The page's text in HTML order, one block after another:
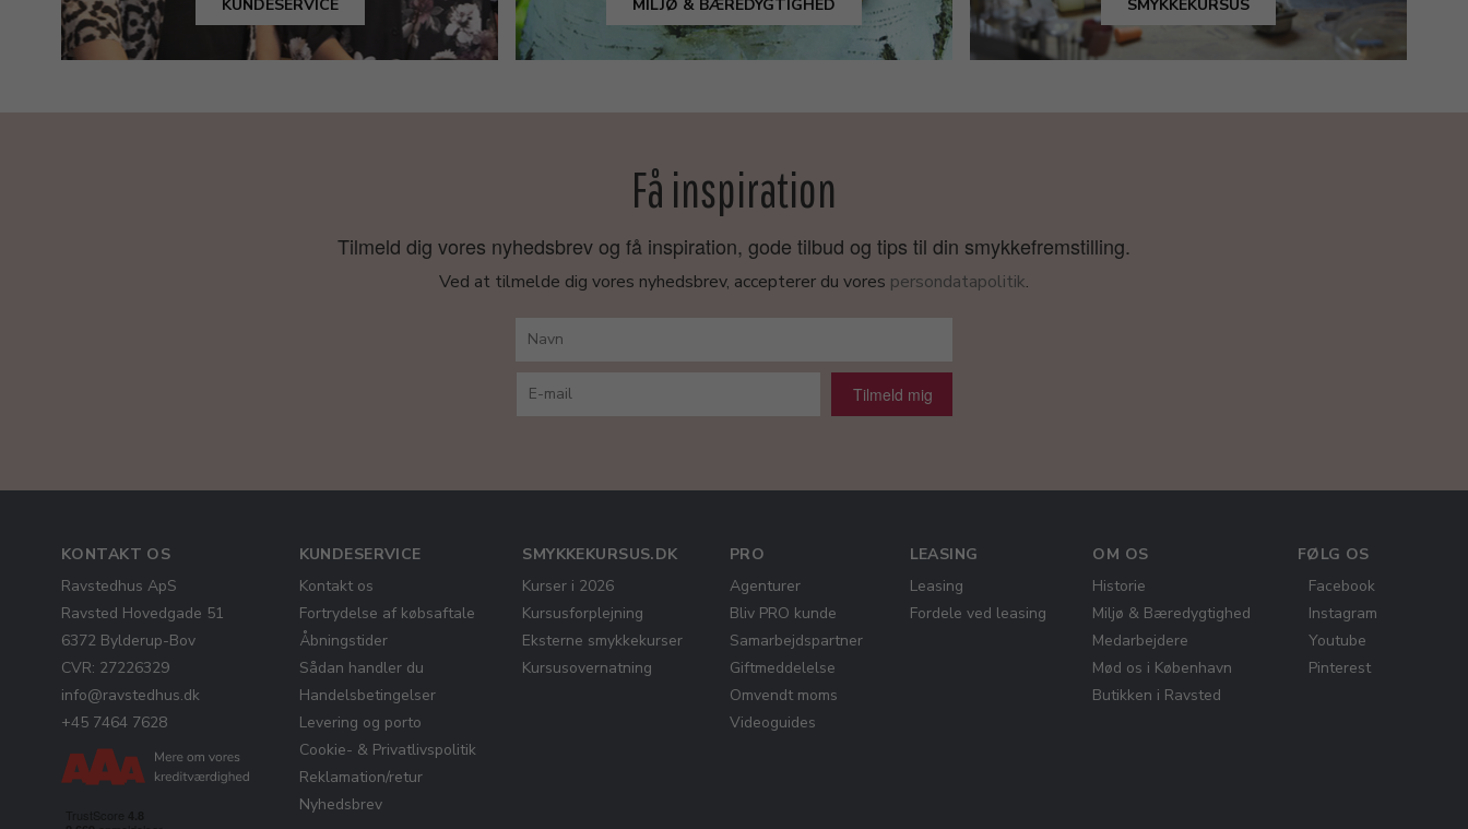
KUNDESERVICE MILJØ & BÆREDYGTIGHED SMYKKEKURSUS
Få inspiration
Tilmeld dig vores nyhedsbrev og få inspiration, gode tilbud og tips til din smykkefremstilling.
Ved at tilmelde dig vores nyhedsbrev, accepterer du vores persondatapolitik.
Tilmeld mig
KONTAKT OS
Ravstedhus ApS
Ravsted Hovedgade 51
6372 Bylderup-Bov
CVR: 27226329
info@ravstedhus.dk
+45 7464 7628
KUNDESERVICE
Kontakt os
Fortrydelse af købsaftale
Åbningstider
Sådan handler du
Handelsbetingelser
Levering og porto
Cookie- & Privatlivspolitik
Reklamation/retur
Nyhedsbrev
SMYKKEKURSUS.DK
Kurser i 2026
Kursusforplejning
Eksterne smykkekurser
Kursusovernatning
PRO
Agenturer
Bliv PRO kunde
Samarbejdspartner
Giftmeddelelse
Omvendt moms
Videoguides
LEASING
Leasing
Fordele ved leasing
OM OS
Historie
Miljø & Bæredygtighed
Medarbejdere
Mød os i København
Butikken i Ravsted
FØLG OS
Facebook
Instagram
Youtube
Pinterest